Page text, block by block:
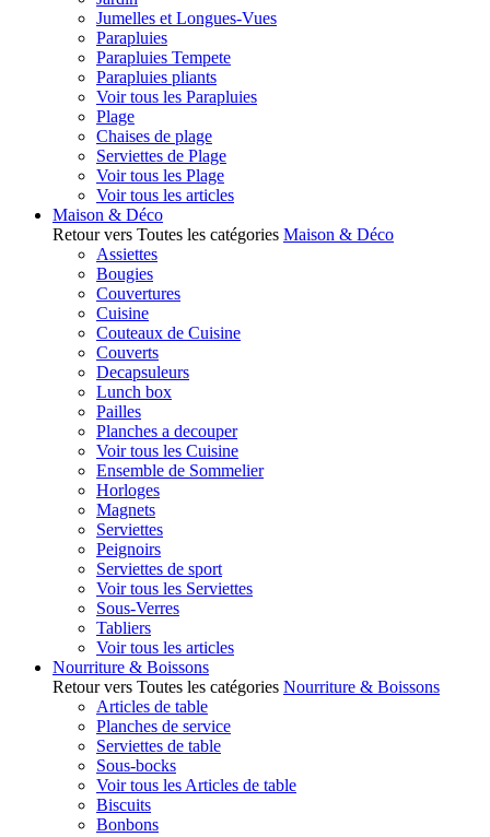
Jumelles et Longues-Vues
Parapluies
Parapluies Tempete
Parapluies pliants
Voir tous les Parapluies
Plage
Chaises de plage
Serviettes de Plage
Voir tous les Plage
Voir tous les articles
Maison & Déco
Retour vers Toutes les catégories Maison & Déco
Assiettes
Bougies
Couvertures
Cuisine
Couteaux de Cuisine
Couverts
Decapsuleurs
Lunch box
Pailles
Planches a decouper
Voir tous les Cuisine
Ensemble de Sommelier
Horloges
Magnets
Serviettes
Peignoirs
Serviettes de sport
Voir tous les Serviettes
Sous-Verres
Tabliers
Voir tous les articles
Nourriture & Boissons
Retour vers Toutes les catégories Nourriture & Boissons
Articles de table
Planches de service
Serviettes de table
Sous-bocks
Voir tous les Articles de table
Biscuits
Bonbons